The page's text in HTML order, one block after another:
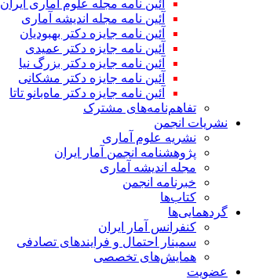
آئین نامه مجله علوم آماری ایران
آئین نامه مجله اندیشه آماری
آئین‌ نامه جایزه دکتر بهبودیان
آئین نامه جایزه دکتر عمیدی
آئین نامه جایزه دکتر بزرگ نیا
آئین نامه جایزه دکتر مشکانی
آئین نامه جایزه دکتر ماه‌بانو تاتا
تفاهم‌نامه‌های مشترک
نشریات انجمن
نشریه علوم آماری
پژوهشنامه انجمن آمار ایران
مجله اندیشه آماری
خبرنامه انجمن
کتاب‌ها
گردهمایی‌ها
کنفرانس آمار ایران
سمینار احتمال و فرایندهای تصادفی
همایش‌های تخصصی
عضویت